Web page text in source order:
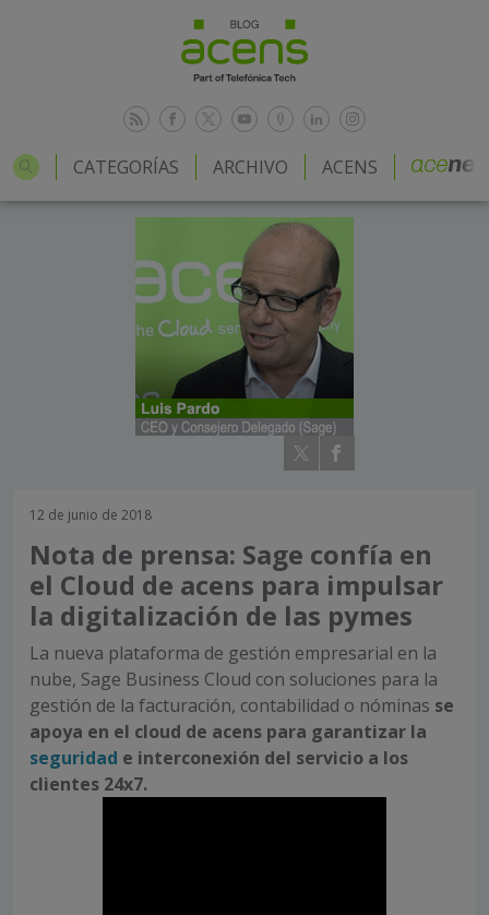
CATEGORÍAS ARCHIVO ACENS
12 de junio de 2018
Nota de prensa: Sage confía en
el Cloud de acens para impulsar
la digitalización de las pymes
La nueva plataforma de gestión empresarial en la
nube, Sage Business Cloud con soluciones para la
gestión de la facturación, contabilidad o nóminas se
apoya en el cloud de acens para garantizar la
seguridad e interconexión del servicio a los
clientes 24x7.